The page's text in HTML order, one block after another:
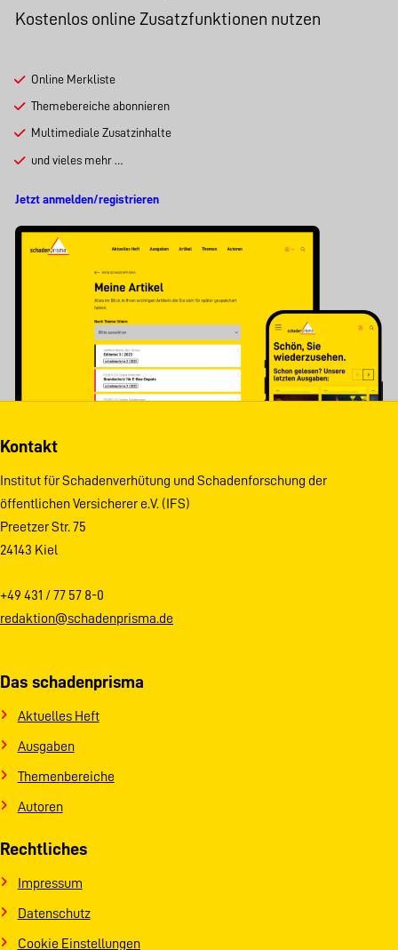
Kostenlos online Zusatzfunktionen nutzen
Online Merkliste
Themebereiche abonnieren
Multimediale Zusatzinhalte
und vieles mehr …
Jetzt anmelden/registrieren
Kontakt
Institut für Schadenverhütung und Schadenforschung der
öffentlichen Versicherer e.V. (IFS)
Preetzer Str. 75
24143 Kiel
+49 431 / 77 57 8-0
redaktion@schadenprisma.de
Das schadenprisma
Aktuelles Heft
Ausgaben
Themenbereiche
Autoren
Rechtliches
Impressum
Datenschutz
Cookie Einstellungen